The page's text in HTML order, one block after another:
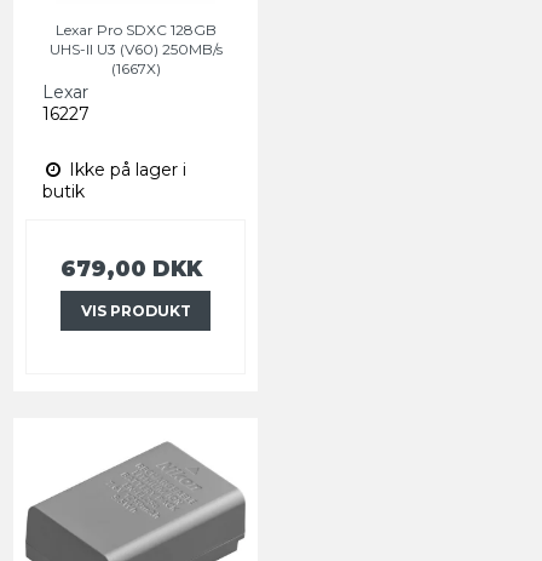
Lexar Pro SDXC 128GB
UHS-II U3 (V60) 250MB/s
(1667X)
Lexar
16227
Ikke på lager i
butik
679,00 DKK
VIS PRODUKT